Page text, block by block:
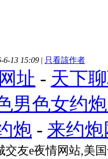
6-13 15:09 | 只看該作者
址 - 天下
男色女约
炮 - 来约炮
交友e夜情网站,美